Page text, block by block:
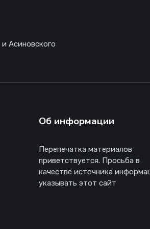
Асиновского
Об информации
Перепечатка материалов
приветствуется. Просьба в
качестве источника
указывать этот сайт